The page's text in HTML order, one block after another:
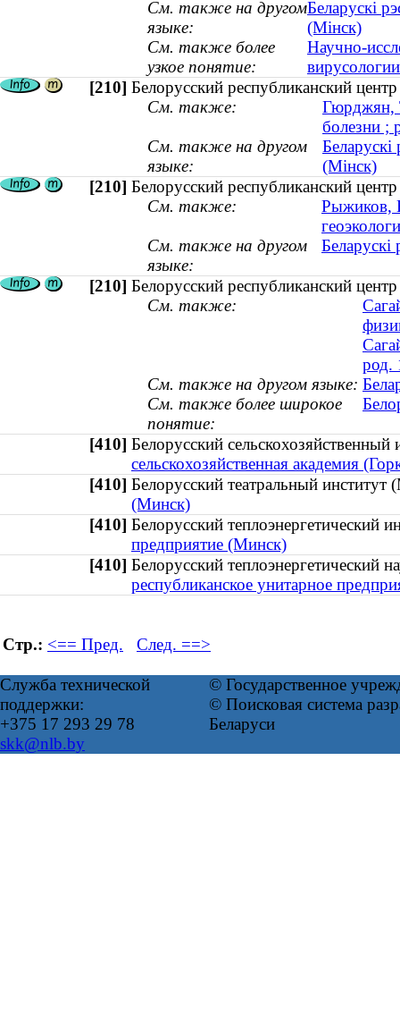
См. также на другом
языке:
Беларускі
(Мінск)
См. также более
узкое понятие:
Научно-
[210] Белорусский республиканский
См. также:
Гюрджян,
болезни ;
См. также на другом
языке:
Беларускі
(Мінск)
[210] Белорусский республиканский
См. также:
Рыжиков,
См. также на другом
языке:
Беларускі
[210] Белорусский республиканский
См. также:
род.
См. также на другом языке:
См. также более широкое
понятие:
[410] Белорусский
сельскохозяйственная академия
[410] Белорусский театральный
(Минск)
[410] Белорусский
предприятие (Минск)
[410] Белорусский
республиканское унитарное
Стр.: <== Пред. След. ==>
Служба технической
поддержки:
+375 17 293 29 78
skk@nlb.by
© Государственное
© Поисковая система
Беларуси